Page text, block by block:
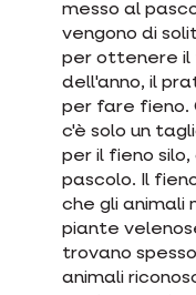
messo al
vengono di
per ottenere il
dell'anno, il
per fare fieno.
c'è solo un
per il fieno
pascolo. Il
che gli animali
piante
trovano
animali